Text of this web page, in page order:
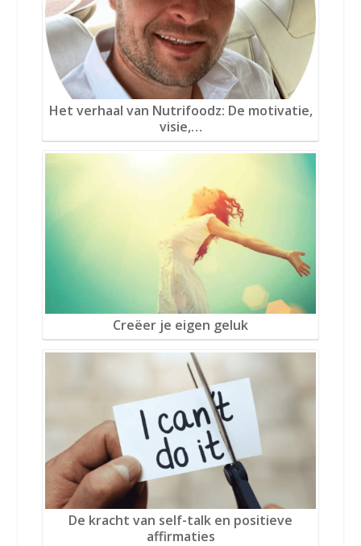
Het verhaal van Nutrifoodz: De motivatie,
visie,…
Creëer je eigen geluk
De kracht van self-talk en positieve
affirmaties